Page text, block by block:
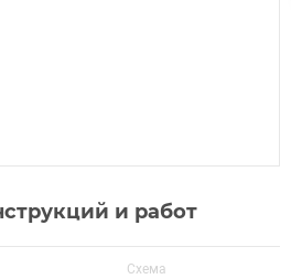
и работ
Схема